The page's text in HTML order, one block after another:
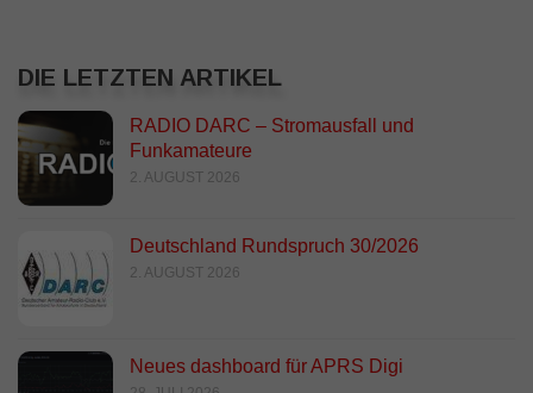
DIE LETZTEN ARTIKEL
RADIO DARC – Stromausfall und
Funkamateure
2. AUGUST 2026
Deutschland Rundspruch 30/2026
2. AUGUST 2026
Neues dashboard für APRS Digi